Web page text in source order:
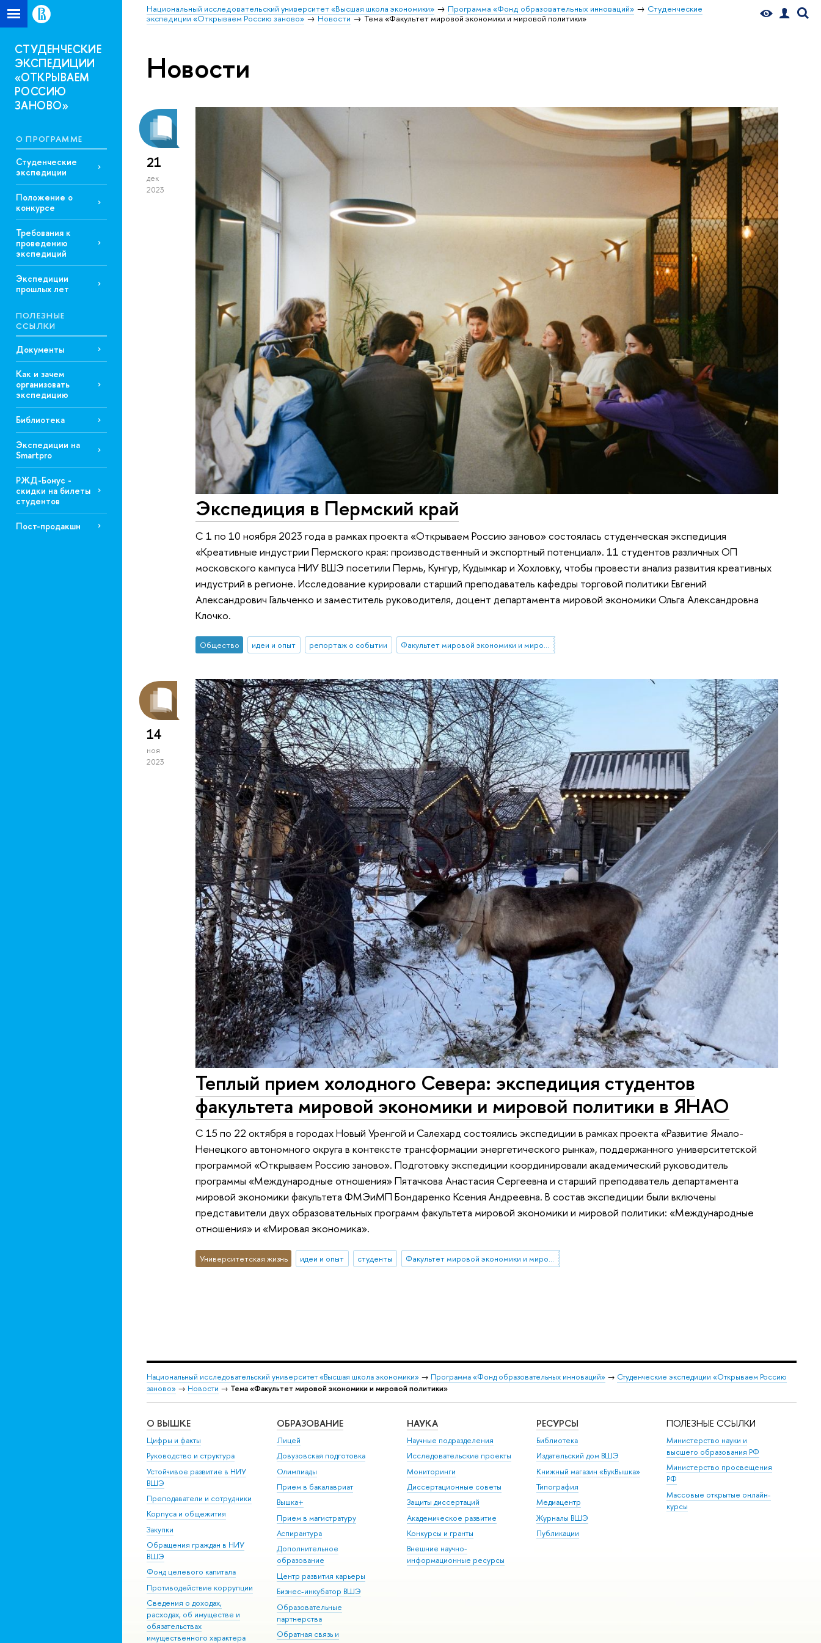
Национальный исследовательский университет «Высшая школа экономики» Программа «Фонд образовательных инноваций»
Студенческие
экспедиции «Открываем Россию заново»
Новости Тема «Факультет мировой экономики и мировой политики»
СТУДЕНЧЕСКИЕ
ЭКСПЕДИЦИИ
«ОТКРЫВАЕМ
РОССИЮ
ЗАНОВО»
О ПРОГРАММЕ
Студенческие
экспедиции
Положение о
конкурсе
Требования к
проведению
экспедиций
Экспедиции
прошлых лет
ПОЛЕЗНЫЕ
ССЫЛКИ
Документы
Как и зачем
организовать
экспедицию
Библиотека
Экспедиции на
Smartpro
РЖД-Бонус -
скидки на билеты
студентов
Пост-продакшн
Новости
21
дек
2023
Экспедиция в Пермский край
С 1 по 10 ноября 2023 года в рамках проекта «Открываем Россию заново» состоялась студенческая экспедиция
«Креативные индустрии Пермского края: производственный и экспортный потенциал». 11 студентов различных ОП
московского кампуса НИУ ВШЭ посетили Пермь, Кунгур, Кудымкар и Хохловку, чтобы провести анализ развития креативных
индустрий в регионе. Исследование курировали старший преподаватель кафедры торговой политики Евгений
Александрович Гальченко и заместитель руководителя, доцент департамента мировой экономики Ольга Александровна
Клочко.
Общество идеи и опыт репортаж о событии Факультет мировой экономики и мировой политики
14
ноя
2023
Теплый прием холодного Севера: экспедиция студентов
факультета мировой экономики и мировой политики в ЯНАО
С 15 по 22 октября в городах Новый Уренгой и Салехард состоялись экспедиции в рамках проекта «Развитие Ямало-
Ненецкого автономного округа в контексте трансформации энергетического рынка», поддержанного университетской
программой «Открываем Россию заново». Подготовку экспедиции координировали академический руководитель
программы «Международные отношения» Пятачкова Анастасия Сергеевна и старший преподаватель департамента
мировой экономики факультета ФМЭиМП Бондаренко Ксения Андреевна. В состав экспедиции были включены
представители двух образовательных программ факультета мировой экономики и мировой политики: «Международные
отношения» и «Мировая экономика».
Университетская жизнь идеи и опыт студенты Факультет мировой экономики и мировой политики
Национальный исследовательский университет «Высшая школа экономики» → Программа «Фонд образовательных инноваций» → Студенческие экспедиции «Открываем Россию
заново» → Новости → Тема «Факультет мировой экономики и мировой политики»
О ВЫШКЕ
Цифры и факты
Руководство и структура
Устойчивое развитие в НИУ
ВШЭ
Преподаватели и сотрудники
Корпуса и общежития
Закупки
Обращения граждан в НИУ
ВШЭ
Фонд целевого капитала
Противодействие коррупции
Сведения о доходах,
расходах, об имуществе и
обязательствах
имущественного характера
ОБРАЗОВАНИЕ
Лицей
Довузовская подготовка
Олимпиады
Прием в бакалавриат
Вышка+
Прием в магистратуру
Аспирантура
Дополнительное
образование
Центр развития карьеры
Бизнес-инкубатор ВШЭ
Образовательные
партнерства
Обратная связь и
НАУКА
Научные подразделения
Исследовательские проекты
Мониторинги
Диссертационные советы
Защиты диссертаций
Академическое развитие
Конкурсы и гранты
Внешние научно-
информационные ресурсы
РЕСУРСЫ
Библиотека
Издательский дом ВШЭ
Книжный магазин «БукВышка»
Типография
Медиацентр
Журналы ВШЭ
Публикации
ПОЛЕЗНЫЕ ССЫЛКИ
Министерство науки и
высшего образования РФ
Министерство просвещения
РФ
Массовые открытые онлайн-
курсы